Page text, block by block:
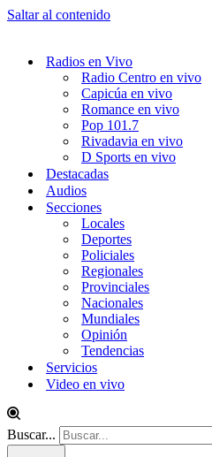
Saltar al contenido
Radios en Vivo
Radio Centro en vivo
Capicúa en vivo
Romance en vivo
Pop 101.7
Rivadavia en vivo
D Sports en vivo
Destacadas
Audios
Secciones
Locales
Deportes
Policiales
Regionales
Provinciales
Nacionales
Mundiales
Opinión
Tendencias
Servicios
Video en vivo
Buscar...